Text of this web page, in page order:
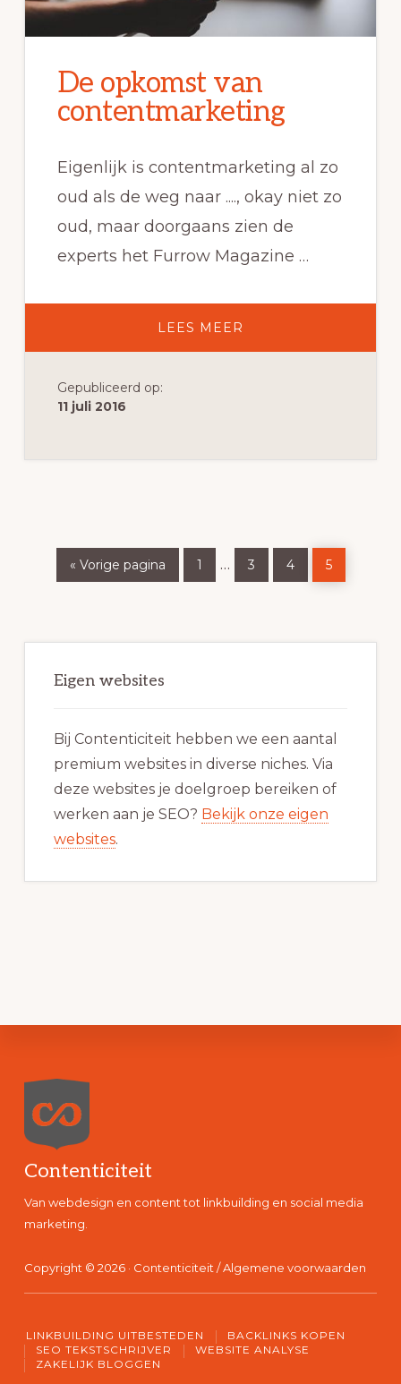
De opkomst van
contentmarketing
Eigenlijk is contentmarketing al zo
oud als de weg naar ...., okay niet zo
oud, maar doorgaans zien de
experts het Furrow Magazine …
LEES MEER
VAN
Gepubliceerd op:
11 juli 2016
« naar
Vorige pagina 1
Interim
… 3 4 5
Sidebar
Eigen websites
Bij Contenticiteit hebben we een aantal
premium websites in diverse niches. Via
deze websites je doelgroep bereiken of
werken aan je SEO? Bekijk onze eigen
websites.
Footer
Contenticiteit
Van webdesign en content tot linkbuilding en social media
marketing.
Copyright © 2026 · Contenticiteit /Algemene voorwaarden
LINKBUILDING UITBESTEDEN
BACKLINKS KOPEN
SEO TEKSTSCHRIJVER
WEBSITE ANALYSE
ZAKELIJK BLOGGEN